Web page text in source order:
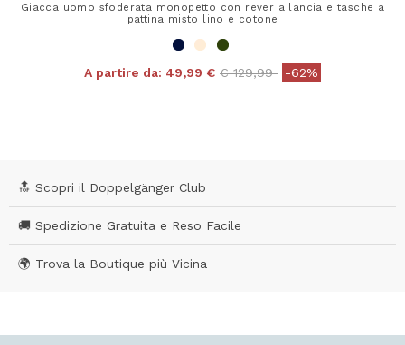
Giacca uomo sfoderata monopetto con rever a lancia e tasche a
pattina misto lino e cotone
A partire da: 49,99 € Price reduced from
€ 129,99to-62%
🔝 Scopri il Doppelgänger Club
🚚 Spedizione Gratuita e Reso Facile
🌍 Trova la Boutique più Vicina